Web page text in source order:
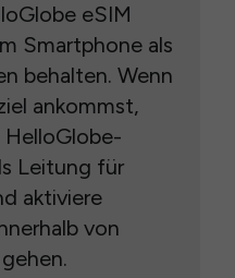
eSIM
Smartphone als
behalten. Wenn
ankommst,
Leitung für
aktiviere
von